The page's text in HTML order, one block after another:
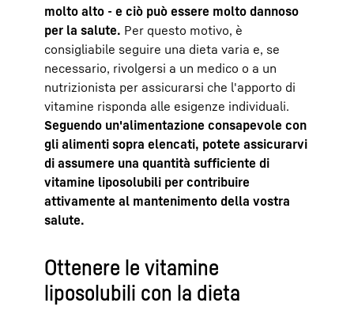
molto alto - e ciò può essere molto dannoso
per la salute. Per questo motivo, è
consigliabile seguire una dieta varia e, se
necessario, rivolgersi a un medico o a un
nutrizionista per assicurarsi che l'apporto di
vitamine risponda alle esigenze individuali.
Seguendo un'alimentazione consapevole con
gli alimenti sopra elencati, potete assicurarvi
di assumere una quantità sufficiente di
vitamine liposolubili per contribuire
attivamente al mantenimento della vostra
salute.
Ottenere le vitamine
liposolubili con la dieta